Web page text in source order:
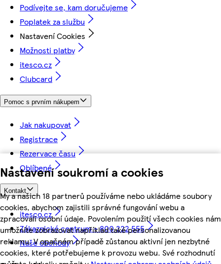
Nastavení soukromí a cookies
My a našich 18 partnerů používáme nebo ukládáme soubory
cookies, abychom zajistili správné fungování webu a
zpracovali osobní údaje. Povolením použití všech cookies nám
umožníte zobrazovat například také personalizovanou
reklamu. V opačném případě zůstanou aktivní jen nezbytné
cookies, které potřebujeme k provozu webu. Své rozhodnutí
Podívejte se, kam doručujeme
Poplatek za službu
Nastavení Cookies
Možnosti platby
itesco.cz
Clubcard
Pomoc s prvním nákupem
Jak nakupovat
Registrace
Rezervace času
Oblíbené
Kontakt
itesco.cz
Zákaznické centrum - 800 222 555
Naše obchody